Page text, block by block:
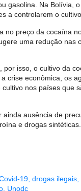
gasolina. Na Bolívia,
a controlarem o
no preço da cocaína
uma redução nas
por isso, o cultivo da
crise econômica, os
nos países que
ainda ausência de
e drogas sintéticas.
19, drogas ilegais,
, Unodc